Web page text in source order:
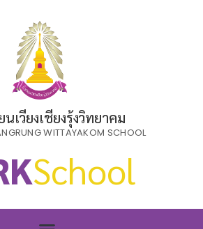
นเวียงเชียงรุ้งวิทยาคม
WITTAYAKOM SCHOOL
School